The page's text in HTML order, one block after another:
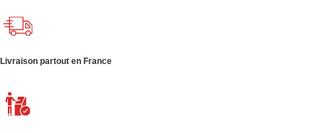
Livraison partout en France